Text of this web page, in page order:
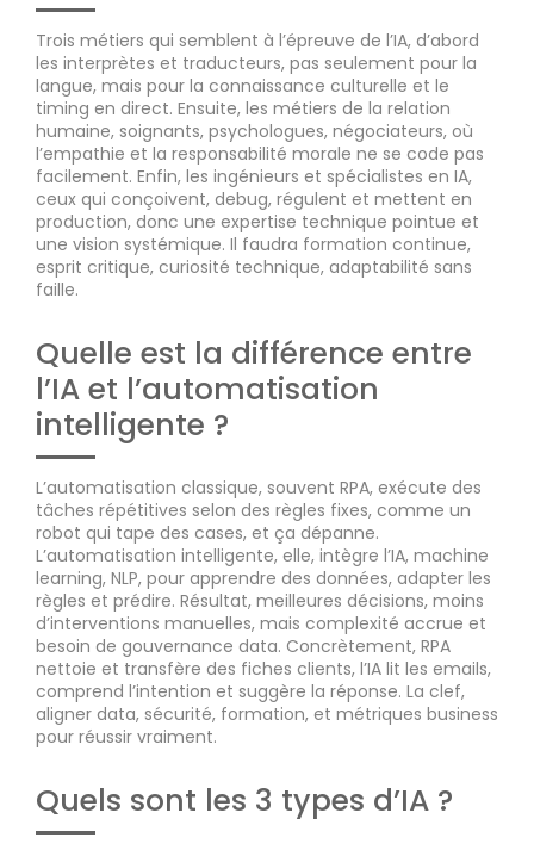
Trois métiers qui semblent à l’épreuve de l’IA, d’abord
les interprètes et traducteurs, pas seulement pour la
langue, mais pour la connaissance culturelle et le
timing en direct. Ensuite, les métiers de la relation
humaine, soignants, psychologues, négociateurs, où
l’empathie et la responsabilité morale ne se code pas
facilement. Enfin, les ingénieurs et spécialistes en IA,
ceux qui conçoivent, debug, régulent et mettent en
production, donc une expertise technique pointue et
une vision systémique. Il faudra formation continue,
esprit critique, curiosité technique, adaptabilité sans
faille.
Quelle est la différence entre
l’IA et l’automatisation
intelligente ?
L’automatisation classique, souvent RPA, exécute des
tâches répétitives selon des règles fixes, comme un
robot qui tape des cases, et ça dépanne.
L’automatisation intelligente, elle, intègre l’IA, machine
learning, NLP, pour apprendre des données, adapter les
règles et prédire. Résultat, meilleures décisions, moins
d’interventions manuelles, mais complexité accrue et
besoin de gouvernance data. Concrètement, RPA
nettoie et transfère des fiches clients, l’IA lit les emails,
comprend l’intention et suggère la réponse. La clef,
aligner data, sécurité, formation, et métriques business
pour réussir vraiment.
Quels sont les 3 types d’IA ?